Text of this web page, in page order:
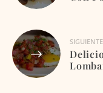
entradas